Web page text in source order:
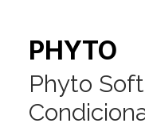
PHYTO
Phyto